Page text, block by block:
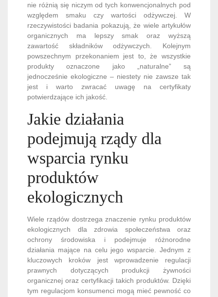
nie różnią się niczym od tych konwencjonalnych pod
względem smaku czy wartości odżywczej. W
rzeczywistości badania pokazują, że wiele artykułów
organicznych ma lepszy smak oraz wyższą
zawartość składników odżywczych. Kolejnym
powszechnym przekonaniem jest to, że wszystkie
produkty oznaczone jako „naturalne” są
jednocześnie ekologiczne – niestety nie zawsze tak
jest i warto zwracać uwagę na certyfikaty
potwierdzające ich jakość.
Jakie działania
podejmują rządy dla
wsparcia rynku
produktów
ekologicznych
Wiele rządów dostrzega znaczenie rynku produktów
ekologicznych dla zdrowia społeczeństwa oraz
ochrony środowiska i podejmuje różnorodne
działania mające na celu jego wsparcie. Jednym z
kluczowych kroków jest wprowadzenie regulacji
prawnych dotyczących produkcji żywności
organicznej oraz certyfikacji takich produktów. Dzięki
tym regulacjom konsumenci mogą mieć pewność co